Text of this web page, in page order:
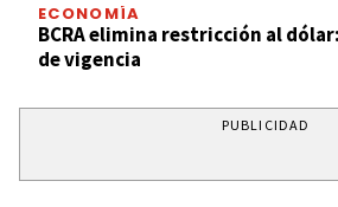
ECONOMÍA
BCRA elimina restricción al
de vigencia
PUBLICIDAD